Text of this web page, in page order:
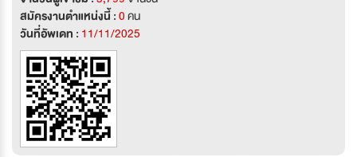
สมัครงานตำแหน่งนี้ :0คน
วันที่อัพเดท : 11/11/2025